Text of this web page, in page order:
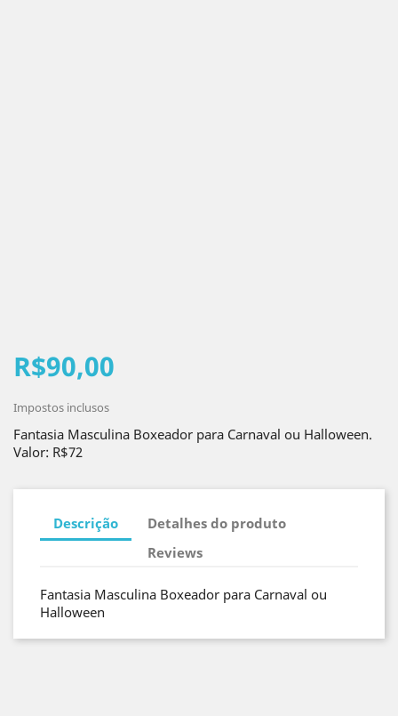
R$90,00
Impostos inclusos
Fantasia Masculina Boxeador para Carnaval ou Halloween.
Valor: R$72
Descrição
Detalhes do produto
Reviews
Fantasia Masculina Boxeador para Carnaval ou
Halloween